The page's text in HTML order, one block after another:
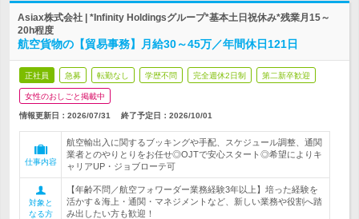
Asiax株式会社 | *Infinity Holdingsグループ*基本土日祝休み*残業月15～
20h程度
航空貨物の【貿易事務】月給30～45万／年間休日121日
正社員 急募 転勤なし 学歴不問 完全週休2日制 第二新卒歓迎
女性のおしごと掲載中
情報更新日：2026/07/31 終了予定日： 2026/10/01
仕事内容
航空輸出入に関するブッキングや手配、スケジュール調整、通関
業者とのやりとりをお任せ◎OJTで安心スタート◎希望によりキ
ャリアUP・ジョブローテ可
対象と
なる方
【年齢不問／航空フォワーダー業務経験3年以上】培った経験を
活かす＆海上・通関・マネジメントなど、新しい業務や役割へ踏
み出したい方も歓迎！